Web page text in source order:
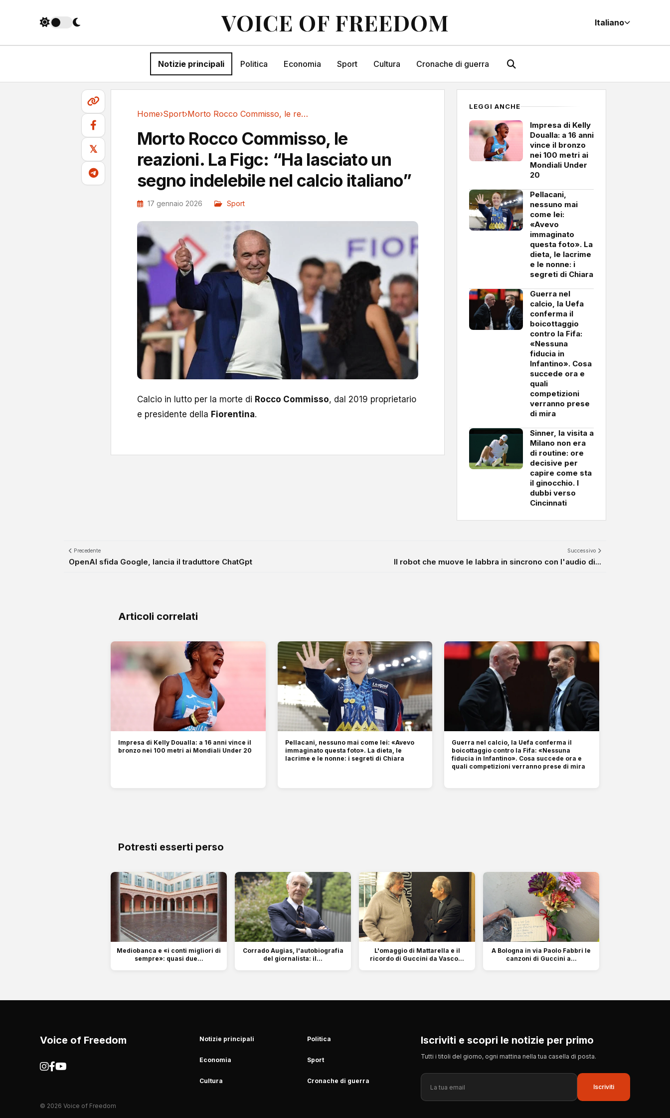
VOICE OF FREEDOM Italiano
Notizie principali Politica Economia Sport Cultura Cronache di guerra
𝕏
Home›Sport› Morto Rocco Commisso, le reazioni. La Figc:...
Morto Rocco Commisso, le
reazioni. La Figc: “Ha lasciato un
segno indelebile nel calcio italiano”
17 gennaio 2026 Sport
Calcio in lutto per la morte di Rocco Commisso, dal 2019 proprietario
e presidente della Fiorentina.
LEGGI ANCHE
Impresa di Kelly
Doualla: a 16 anni
vince il bronzo
nei 100 metri ai
Mondiali Under
20
Pellacani,
nessuno mai
come lei:
«Avevo
immaginato
questa foto». La
dieta, le lacrime
e le nonne: i
segreti di Chiara
Guerra nel
calcio, la Uefa
conferma il
boicottaggio
contro la Fifa:
«Nessuna
fiducia in
Infantino». Cosa
succede ora e
quali
competizioni
verranno prese
di mira
Sinner, la visita a
Milano non era
di routine: ore
decisive per
capire come sta
il ginocchio. I
dubbi verso
Cincinnati
Precedente
OpenAI sfida Google, lancia il traduttore ChatGpt
Successivo
Il robot che muove le labbra in sincrono con l'audio di...
Articoli correlati
Impresa di Kelly Doualla: a 16 anni vince il
bronzo nei 100 metri ai Mondiali Under 20
Pellacani, nessuno mai come lei: «Avevo
immaginato questa foto». La dieta, le
lacrime e le nonne: i segreti di Chiara
Guerra nel calcio, la Uefa conferma il
boicottaggio contro la Fifa: «Nessuna
fiducia in Infantino». Cosa succede ora e
quali competizioni verranno prese di mira
Potresti esserti perso
Mediobanca e «i conti migliori di
sempre»: quasi due...
Corrado Augias, l'autobiografia
del giornalista: il...
L'omaggio di Mattarella e il
ricordo di Guccini da Vasco...
A Bologna in via Paolo Fabbri le
canzoni di Guccini a...
Voice of Freedom Notizie principali Politica
Economia Sport
Cultura Cronache di guerra
Iscriviti e scopri le notizie per primo
Tutti i titoli del giorno, ogni mattina nella tua casella di posta.
Iscriviti
© 2026 Voice of Freedom